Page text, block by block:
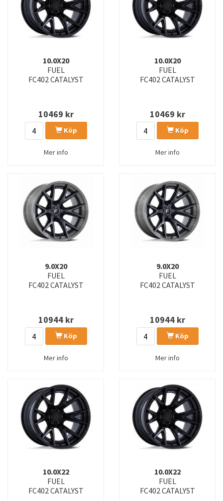
10.0X20
FUEL
FC402 CATALYST
10469 kr
Köp
Mer info
10.0X20
FUEL
FC402 CATALYST
10469 kr
Köp
Mer info
9.0X20
FUEL
FC402 CATALYST
10944kr
Köp
Mer info
9.0X20
FUEL
FC402 CATALYST
10944kr
Köp
Mer info
10.0X22
FUEL
FC402 CATALYST
10.0X22
FUEL
FC402 CATALYST